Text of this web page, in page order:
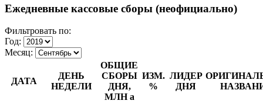
Ежедневные кассовые сборы (неофициально)
Фильтровать по:
Год:
Месяц:
ДАТА
ДЕНЬ
НЕДЕЛИ
ОБЩИЕ
СБОРЫ
ДНЯ,
МЛНa
ИЗМ.
%
ЛИДЕР
ДНЯ